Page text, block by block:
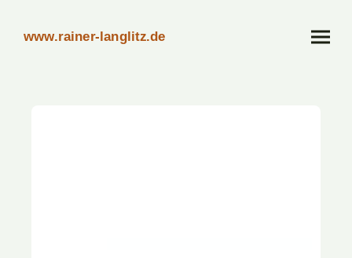
www.rainer-langlitz.de